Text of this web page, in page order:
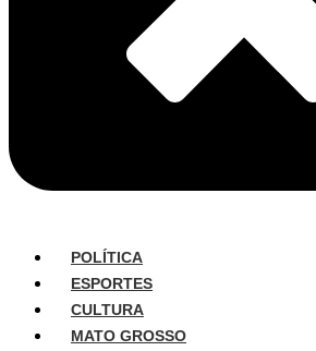
POLÍTICA
ESPORTES
CULTURA
MATO GROSSO